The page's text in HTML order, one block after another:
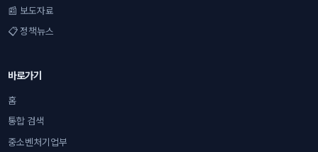
📰 보도자료
📋 정책뉴스
바로가기
홈
통합 검색
중소벤처기업부